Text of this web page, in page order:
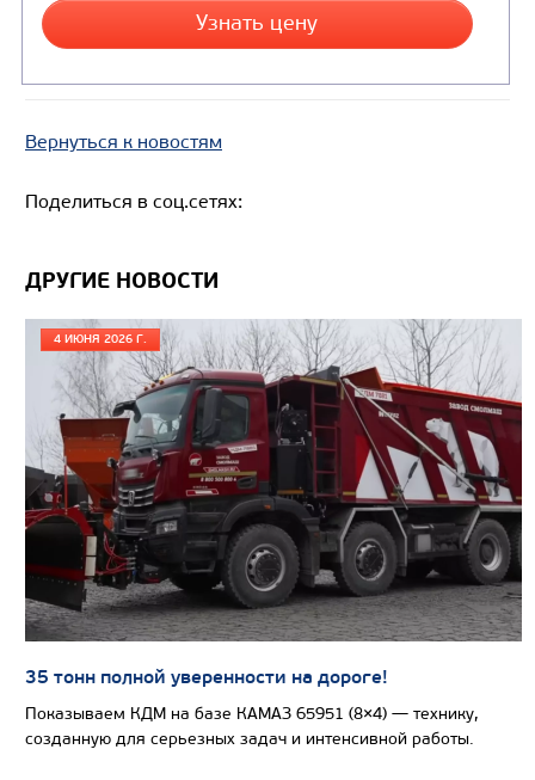
ШАССИ КАМАЗ 53605 В НАЛИЧИИ
от 4 200 000₽
Производитель
Экологический класс
Заказать
Вернуться к новостям
Поделиться в соц.сетях:
ДРУГИЕ НОВОСТИ
4 ИЮНЯ 2026 Г.
35 тонн полной уверенности на дороге!
Показываем КДМ на базе КАМАЗ 65951 (8×4) — технику,
созданную для серьезных задач и интенсивной работы.